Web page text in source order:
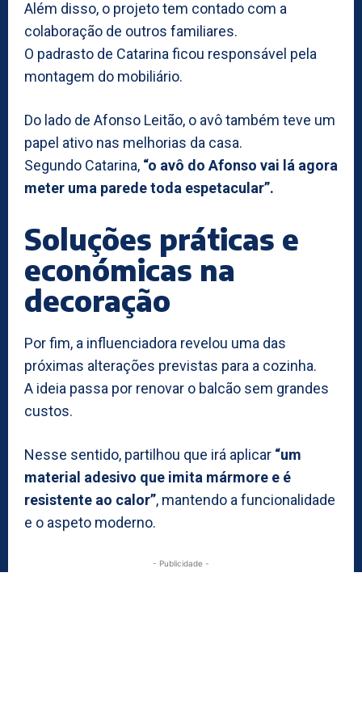
Além disso, o projeto tem contado com a
colaboração de outros familiares.
O padrasto de Catarina ficou responsável pela
montagem do mobiliário.
Do lado de Afonso Leitão, o avô também teve um
papel ativo nas melhorias da casa.
Segundo Catarina, “o avô do Afonso vai lá agora
meter uma parede toda espetacular”.
Soluções práticas e
económicas na
decoração
Por fim, a influenciadora revelou uma das
próximas alterações previstas para a cozinha.
A ideia passa por renovar o balcão sem grandes
custos.
Nesse sentido, partilhou que irá aplicar “um
material adesivo que imita mármore e é
resistente ao calor”, mantendo a funcionalidade
e o aspeto moderno.
- Publicidade -